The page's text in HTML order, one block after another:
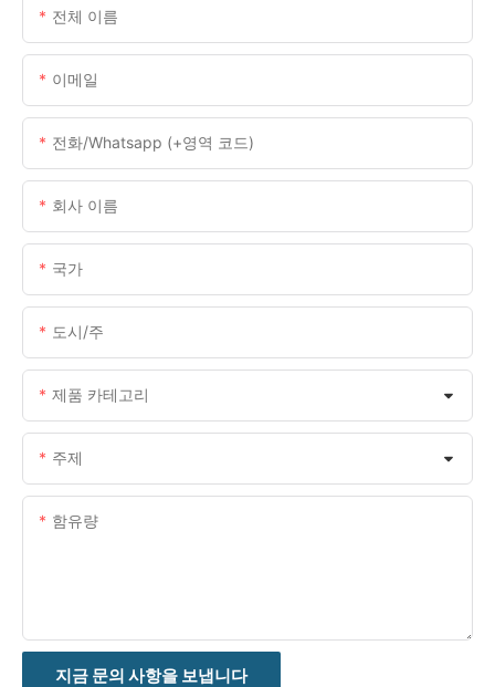
전체 이름
이메일
전화/whatsapp (+영역 코드)
회사 이름
국가
도시/주
제품 카테고리
주제
함유량
지금 문의 사항을 보냅니다